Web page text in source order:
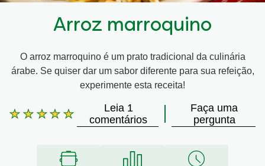
Arroz marroquino
O arroz marroquino é um prato tradicional da culinária
árabe. Se quiser dar um sabor diferente para sua refeição,
experimente esta receita!
A
Leia 1
comentários
Faça uma
pergunta